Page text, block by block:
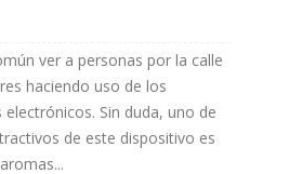
ver a personas por la calle
haciendo uso de los
Sin duda, uno de
de este dispositivo es